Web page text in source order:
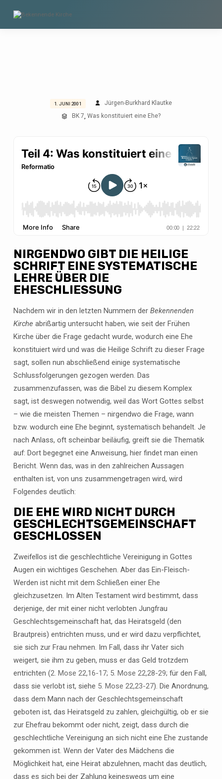
KONSTITUIERT
EHE?
(TEIL
4)
1. JUNI 2001
Jürgen-Burkhard Klautke
BK 7, Was konstituiert eine Ehe?
NIRGENDWO GIBT DIE HEILIGE
SCHRIFT EINE SYSTEMATISCHE
LEHRE ÜBER DIE
EHESCHLIESSUNG
Nachdem wir in den letzten Nummern der Bekennenden
Kirche abrißartig untersucht haben, wie seit der Frühen
Kirche über die Frage gedacht wurde, wodurch eine Ehe
konstituiert wird und was die Heilige Schrift zu dieser Frage
sagt, sollen nun abschließend einige systematische
Schlussfolgerungen gezogen werden. Das
zusammenzufassen, was die Bibel zu diesem Komplex
sagt, ist deswegen notwendig, weil das Wort Gottes selbst
– wie die meisten Themen – nirgendwo die Frage, wann
bzw. wodurch eine Ehe beginnt, systematisch behandelt. Je
nach Anlass, oft scheinbar beiläufig, greift sie die Thematik
auf: Dort begegnet eine Anweisung, hier findet man einen
Bericht. Wenn das, was in den zahlreichen Aussagen
enthalten ist, von uns zusammengetragen wird, wird
Folgendes deutlich:
DIE EHE WIRD NICHT DURCH
GESCHLECHTSGEMEINSCHAFT
GESCHLOSSEN
Zweifellos ist die geschlechtliche Vereinigung in Gottes
Augen ein wichtiges Geschehen. Aber das Ein-Fleisch-
Werden ist nicht mit dem Schließen einer Ehe
gleichzusetzen. Im Alten Testament wird bestimmt, dass
derjenige, der mit einer nicht verlobten Jungfrau
Geschlechtsgemeinschaft hat, das Heiratsgeld (den
Brautpreis) entrichten muss, und er wird dazu verpflichtet,
sie sich zur Frau nehmen. Im Fall, dass ihr Vater sich
weigert, sie ihm zu geben, muss er das Geld trotzdem
entrichten (2. Mose 22,16-17; 5. Mose 22,28-29; für den Fall,
dass sie verlobt ist, siehe 5. Mose 22,23-27). Die Anordnung,
dass dem Mann nach der Geschlechtsgemeinschaft
geboten ist, das Heiratsgeld zu zahlen, gleichgültig, ob er sie
zur Ehefrau bekommt oder nicht, zeigt, dass durch die
geschlechtliche Vereinigung an sich nicht eine Ehe zustande
gekommen ist. Wenn der Vater des Mädchens die
Möglichkeit hat, eine Heirat abzulehnen, macht das deutlich,
dass es sich bei der Zahlung keineswegs um eine